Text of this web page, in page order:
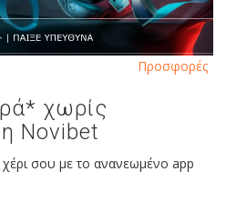
χωρίς
Novibet
χέρι σου με το ανανεωμένο app
Προσφορές